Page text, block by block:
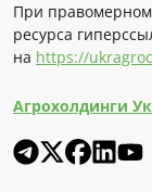
При
ресурса
на https://
Агрохолдинги